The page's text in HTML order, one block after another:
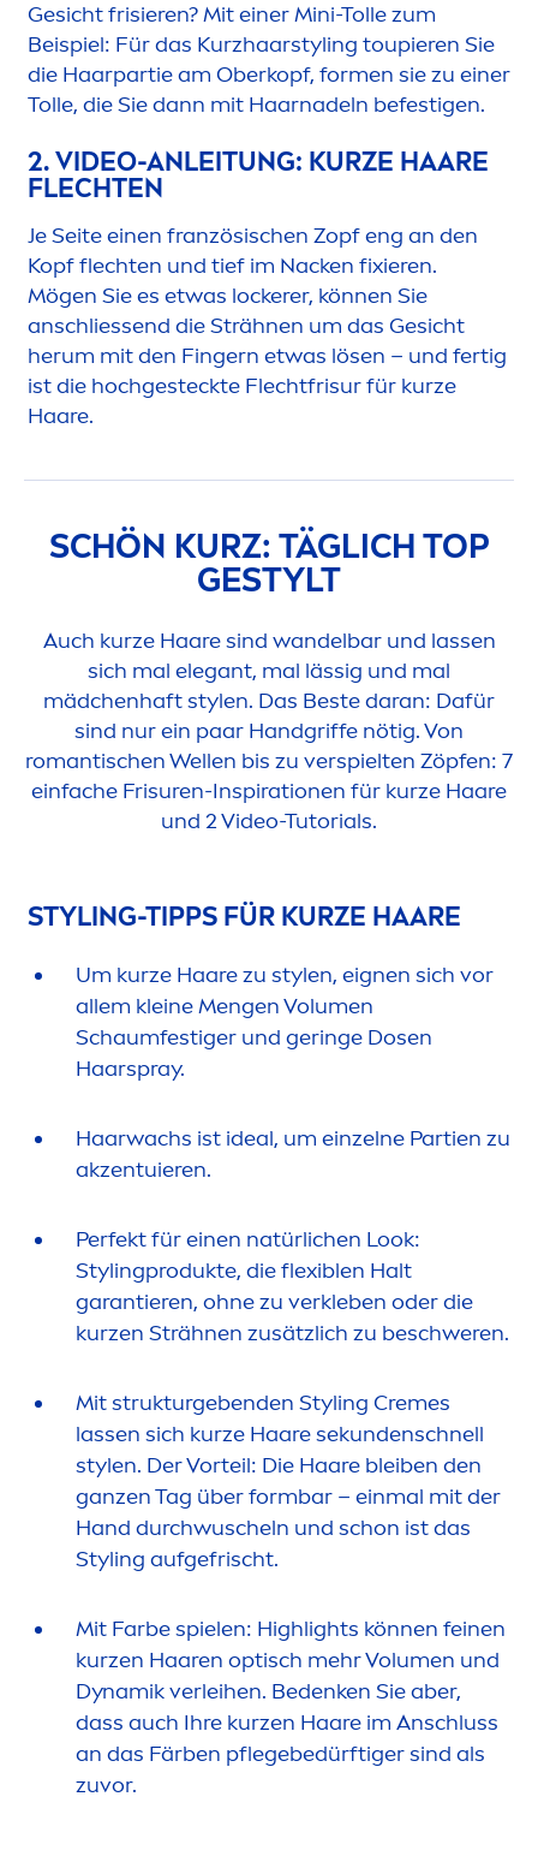
Gesicht frisieren? Mit einer Mini-Tolle zum
Beispiel: Für das Kurzhaarstyling toupieren Sie
die Haarpartie am Oberkopf, formen sie zu einer
Tolle, die Sie dann mit Haarnadeln befestigen.
2. VIDEO-ANLEITUNG: KURZE HAARE
FLECHTEN
Je Seite einen französischen Zopf eng an den
Kopf flechten und tief im Nacken fixieren.
Mögen Sie es etwas lockerer, können Sie
anschliessend die Strähnen um das Gesicht
herum mit den Fingern etwas lösen – und fertig
ist die hochgesteckte Flechtfrisur für kurze
Haare.
SCHÖN KURZ: TÄGLICH TOP
GESTYLT
Auch kurze Haare sind wandelbar und lassen
sich mal elegant, mal lässig und mal
mädchenhaft stylen. Das Beste daran: Dafür
sind nur ein paar Handgriffe nötig. Von
romantischen Wellen bis zu verspielten Zöpfen: 7
einfache Frisuren-Inspirationen für kurze Haare
und 2 Video-Tutorials.
STYLING-TIPPS FÜR KURZE HAARE
Um kurze Haare zu stylen, eignen sich vor
allem kleineMengen Volumen
Schaumfestiger und geringe Dosen
Haarspray.
Haarwachs ist ideal, um einzelne Partien zu
akzentuieren.
Perfekt für einen natürlichen Look:
Stylingprodukte, die flexiblen Halt
garantieren, ohne zu verkleben oder die
kurzen Strähnen zusätzlich zu beschweren.
Mit strukturgebenden Styling Cremes
lassen sich kurze Haare sekundenschnell
stylen. Der Vorteil: Die Haare bleiben den
ganzen Tag über formbar – einmal mit der
Hand durchwuscheln und schon ist das
Styling aufgefrischt.
Mit Farbe spielen: Highlights können feinen
kurzen Haaren optisch mehr Volumen und
Dynamik verleihen. Bedenken Sie aber,
dass auch Ihre kurzen Haare im Anschluss
an das Färben pflegebedürftiger sind als
zuvor.